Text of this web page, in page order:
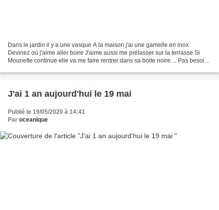
Dans le jardin il y a une vasque A la maison j'ai une gamelle en inox
Devinez où j'aime aller boire J'aime aussi me prélasser sur la terrasse Si
Mounette continue elle va me faire rentrer dans sa boite noire ... Pas besoin
J'ai 1 an aujourd'hui le 19 mai
Publié le 19/05/2020 à 14:41
Par oceanique